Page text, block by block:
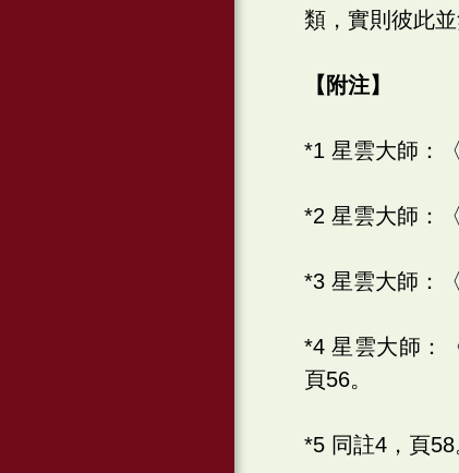
類，實則彼此
【附注】
*1 星雲大師：
*2 星雲大師：
*3 星雲大師：
*4 星雲大師：
頁56。
*5 同註4，頁58